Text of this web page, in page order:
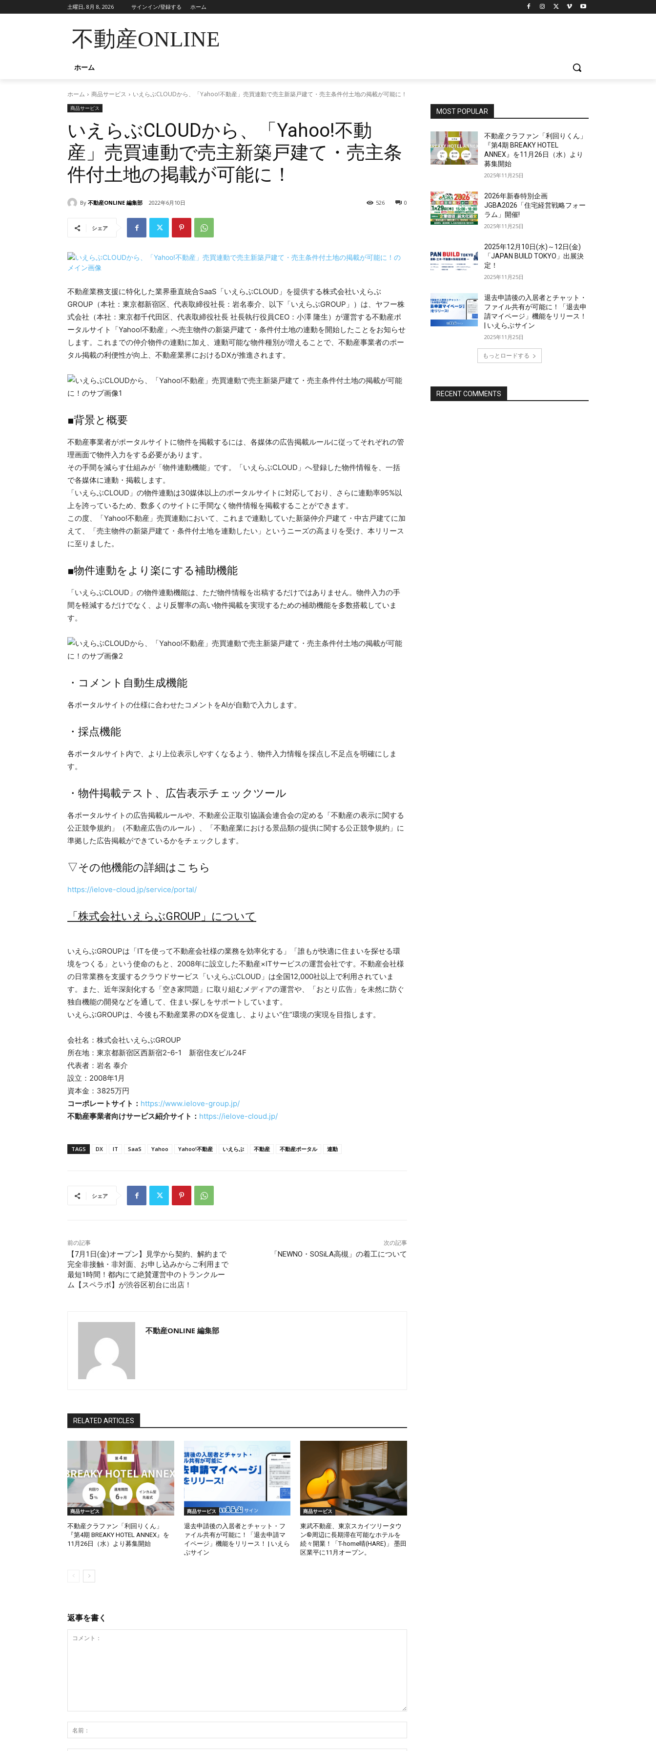
土曜日, 8月 8, 2026 サインイン/登録する ホーム
不動産ONLINE
ホーム
ホーム 商品サービス いえらぶCLOUDから、「Yahoo!不動産」売買連動で売主新築戸建て・売主条件付土地の掲載が可能に！
商品サービス
いえらぶCLOUDから、「Yahoo!不動
産」売買連動で売主新築戸建て・売主条
件付土地の掲載が可能に！
By 不動産ONLINE 編集部 2022年6月10日 0
526
シェア
不動産業務支援に特化した業界垂直統合SaaS「いえらぶCLOUD」を提供する株式会社いえらぶ
GROUP（本社：東京都新宿区、代表取締役社長：岩名泰介、以下「いえらぶGROUP」）は、ヤフー株
式会社（本社：東京都千代田区、代表取締役社長 社長執行役員CEO：小澤 隆生）が運営する不動産ポ
ータルサイト「Yahoo!不動産」へ売主物件の新築戸建て・条件付土地の連動を開始したことをお知らせ
します。これまでの仲介物件の連動に加え、連動可能な物件種別が増えることで、不動産事業者のポー
タル掲載の利便性が向上、不動産業界におけるDXが推進されます。
■背景と概要
不動産事業者がポータルサイトに物件を掲載するには、各媒体の広告掲載ルールに従ってそれぞれの管
理画面で物件入力をする必要があります。
その手間を減らす仕組みが「物件連動機能」です。「いえらぶCLOUD」へ登録した物件情報を、一括
で各媒体に連動・掲載します。
「いえらぶCLOUD」の物件連動は30媒体以上のポータルサイトに対応しており、さらに連動率95%以
上を誇っているため、数多くのサイトに手間なく物件情報を掲載することができます。
この度、「Yahoo!不動産」売買連動において、これまで連動していた新築仲介戸建て・中古戸建てに加
えて、「売主物件の新築戸建て・条件付土地を連動したい」というニーズの高まりを受け、本リリース
に至りました。
■物件連動をより楽にする補助機能
「いえらぶCLOUD」の物件連動機能は、ただ物件情報を出稿するだけではありません。物件入力の手
間を軽減するだけでなく、より反響率の高い物件掲載を実現するための補助機能を多数搭載していま
す。
・コメント自動生成機能
各ポータルサイトの仕様に合わせたコメントをAIが自動で入力します。
・採点機能
各ポータルサイト内で、より上位表示しやすくなるよう、物件入力情報を採点し不足点を明確にしま
す。
・物件掲載テスト、広告表示チェックツール
各ポータルサイトの広告掲載ルールや、不動産公正取引協議会連合会の定める「不動産の表示に関する
公正競争規約」（不動産広告のルール）、「不動産業における景品類の提供に関する公正競争規約」に
準拠した広告掲載ができているかをチェックします。
▽その他機能の詳細はこちら
https://ielove-cloud.jp/service/portal/
「株式会社いえらぶGROUP」について
いえらぶGROUPは「ITを使って不動産会社様の業務を効率化する」「誰もが快適に住まいを探せる環
境をつくる」という使命のもと、2008年に設立した不動産×ITサービスの運営会社です。不動産会社様
の日常業務を支援するクラウドサービス「いえらぶCLOUD」は全国12,000社以上で利用されていま
す。また、近年深刻化する「空き家問題」に取り組むメディアの運営や、「おとり広告」を未然に防ぐ
独自機能の開発などを通して、住まい探しをサポートしています。
いえらぶGROUPは、今後も不動産業界のDXを促進し、よりよい“住”環境の実現を目指します。
会社名：株式会社いえらぶGROUP
所在地：東京都新宿区西新宿2-6-1 新宿住友ビル24F
代表者：岩名 泰介
設立：2008年1月
資本金：3825万円
コーポレートサイト： https://www.ielove-group.jp/
不動産事業者向けサービス紹介サイト： https://ielove-cloud.jp/
TAGS DX IT SaaS Yahoo Yahoo!不動産 いえらぶ 不動産 不動産ポータル 連動
シェア
前の記事
【7月1日(金)オープン】見学から契約、解約まで
完全非接触・非対面、お申し込みからご利用まで
最短1時間！都内にて絶賛運営中のトランクルー
ム【スペラボ】が渋谷区初台に出店！
次の記事
「NEWNO・SOSiLA高槻」の着工について
不動産ONLINE 編集部
RELATED ARTICLES
商品サービス
不動産クラファン「利回りくん」
『第4期 BREAKY HOTEL ANNEX』を
11月26日（水）より募集開始
商品サービス
退去申請後の入居者とチャット・フ
ァイル共有が可能に！「退去申請マ
イページ」機能をリリース！ | いえら
ぶサイン
商品サービス
東武不動産、東京スカイツリータウ
ン®周辺に長期滞在可能なホテルを
続々開業！「T-home晴(HARE)」 墨田
区業平に11月オープン。
返事を書く
ン
ト：
前：
MOST POPULAR
不動産クラファン「利回りくん」
『第4期 BREAKY HOTEL
ANNEX』を11月26日（水）より
募集開始
2025年11月25日
2026年新春特別企画
JGBA2026「住宅経営戦略フォー
ラム」開催!
2025年11月25日
2025年12月10日(水)～12日(金)
「JAPAN BUILD TOKYO」出展決
定！
2025年11月25日
退去申請後の入居者とチャット・
ファイル共有が可能に！「退去申
請マイページ」機能をリリース！
| いえらぶサイン
2025年11月25日
もっとロードする
RECENT COMMENTS